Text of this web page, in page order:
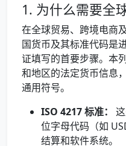
1. 为什么需要全
在全球贸易、跨境电商
国货币及其标准代码是
证填写的首要步骤。本
和地区的法定货币信息
通用符号。
ISO 4217 标准：
位字母代码（如
结算和软件系统。